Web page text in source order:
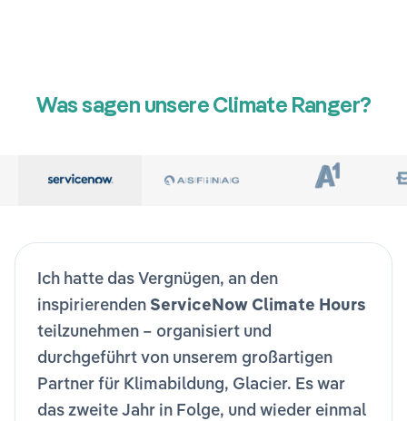
Was sagen unsere Climate Ranger?
Ich hatte das Vergnügen, an den
inspirierenden ServiceNow Climate Hours
teilzunehmen – organisiert und
durchgeführt von unserem großartigen
Partner für Klimabildung, Glacier. Es war
das zweite Jahr in Folge, und wieder einmal